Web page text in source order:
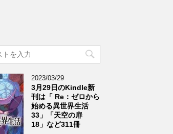
2023/03/29
3月29日のKindle新
刊は「 Re：ゼロから
始める異世界生活
33」「天空の扉
18」など311冊